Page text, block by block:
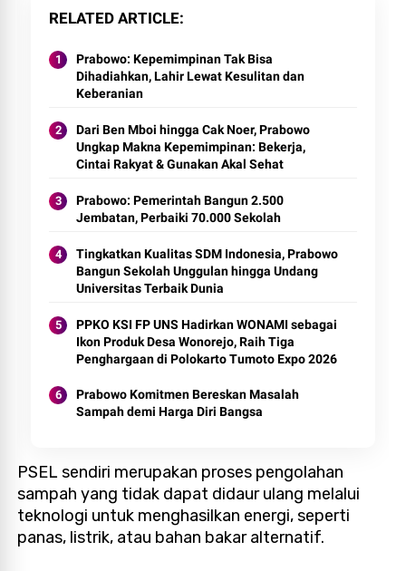
RELATED ARTICLE
Prabowo: Kepemimpinan Tak Bisa
Dihadiahkan, Lahir Lewat Kesulitan dan
Keberanian
Dari Ben Mboi hingga Cak Noer, Prabowo
Ungkap Makna Kepemimpinan: Bekerja,
Cintai Rakyat & Gunakan Akal Sehat
Prabowo: Pemerintah Bangun 2.500
Jembatan, Perbaiki 70.000 Sekolah
Tingkatkan Kualitas SDM Indonesia, Prabowo
Bangun Sekolah Unggulan hingga Undang
Universitas Terbaik Dunia
PPKO KSI FP UNS Hadirkan WONAMI sebagai
Ikon Produk Desa Wonorejo, Raih Tiga
Penghargaan di Polokarto Tumoto Expo 2026
Prabowo Komitmen Bereskan Masalah
Sampah demi Harga Diri Bangsa
PSEL sendiri merupakan proses pengolahan
sampah yang tidak dapat didaur ulang melalui
teknologi untuk menghasilkan energi, seperti
panas, listrik, atau bahan bakar alternatif.